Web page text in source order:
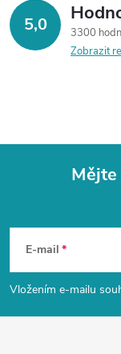
5,0
3300
Zobrazit
p
a
E-mail
Vložením e-mailu